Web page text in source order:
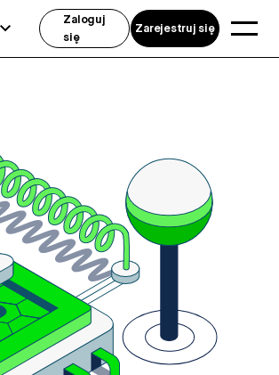
Zaloguj
się
Zarejestruj się